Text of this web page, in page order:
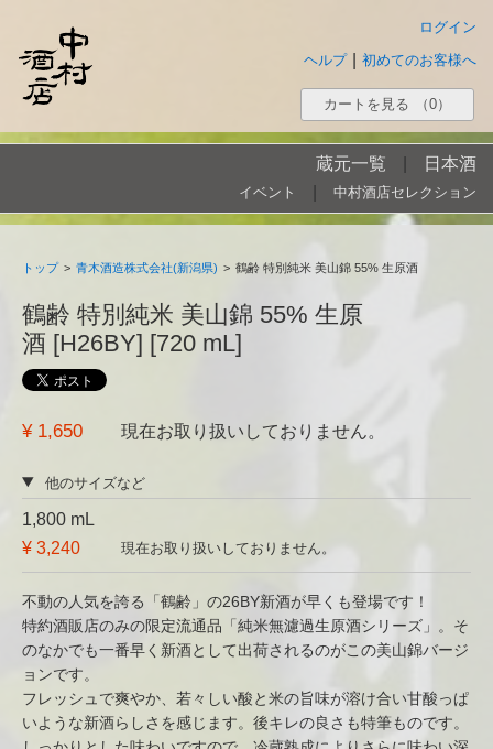
ログイン
初めてのお客様へ
ヘルプ
カートを見る （0）
蔵元一覧 日本酒
イベント 中村酒店セレクション
トップ > 青木酒造株式会社(新潟県) > 鶴齢 特別純米 美山錦 55% 生原酒
鶴齢 特別純米 美山錦 55% 生原
酒 [H26BY] [720 mL]
¥ 1,650 現在お取り扱いしておりません。
他のサイズなど
1,800 mL
¥ 3,240
現在お取り扱いしておりません。
不動の人気を誇る「鶴齢」の26BY新酒が早くも登場です！
特約酒販店のみの限定流通品「純米無濾過生原酒シリーズ」。そ
のなかでも一番早く新酒として出荷されるのがこの美山錦バージ
ョンです。
フレッシュで爽やか、若々しい酸と米の旨味が溶け合い甘酸っぱ
いような新酒らしさを感じます。後キレの良さも特筆ものです。